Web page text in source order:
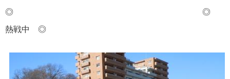
◎ ◎
熱戦中
◎